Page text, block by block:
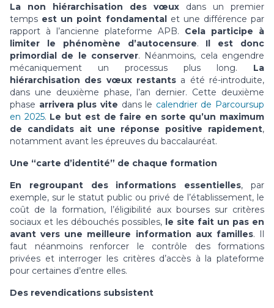
La non hiérarchisation des vœux dans un premier
temps est un point fondamentalet une différence par
rapport à l’ancienne plateforme APB. Cela participe à
limiter le phénomène d’autocensure. Il est donc
primordial de le conserver. Néanmoins, cela engendre
mécaniquement un processus plus long. La
hiérarchisation des vœux restants a été ré-introduite,
dans une deuxième phase, l’an dernier. Cette deuxième
phase arrivera plus vite dans le calendrier de Parcoursup
en 2025. Le but est de faire en sorte qu’un maximum
de candidats ait une réponse positive rapidement,
notamment avant les épreuves du baccalauréat.
Une “carte d’identité” de chaque formation
En regroupant des informations essentielles, par
exemple, sur le statut public ou privé de l’établissement, le
coût de la formation, l’éligibilité aux bourses sur critères
sociaux et les débouchés possibles, le site fait un pas en
avant vers une meilleure information aux familles. Il
faut néanmoins renforcer le contrôle des formations
privées et interroger les critères d’accès à la plateforme
pour certaines d’entre elles.
Des revendications subsistent